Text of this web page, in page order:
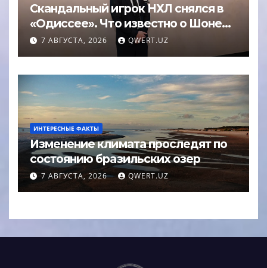
Скандальный игрок НХЛ снялся в
«Одиссее». Что известно о Шоне
Эйвери
7 АВГУСТА, 2026 QWERT.UZ
ИНТЕРЕСНЫЕ ФАКТЫ
Изменение климата проследят по
состоянию бразильских озер
7 АВГУСТА, 2026 QWERT.UZ